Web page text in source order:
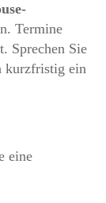
Termine
Sprechen Sie
kurzfristig ein
eine